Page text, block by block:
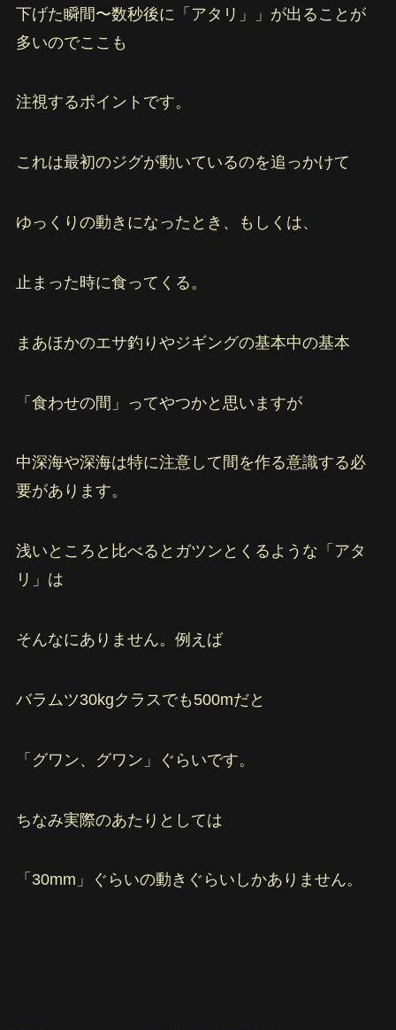
下げた瞬間〜数秒後に「アタリ」」が出ることが
多いのでここも
注視するポイントです。
これは最初のジグが動いているのを追っかけて
ゆっくりの動きになったとき、もしくは、
止まった時に食ってくる。
まあほかのエサ釣りやジギングの基本中の基本
「食わせの間」ってやつかと思いますが
中深海や深海は特に注意して間を作る意識する必
要があります。
浅いところと比べるとガツンとくるような「アタ
リ」は
そんなにありません。例えば
バラムツ30kgクラスでも500mだと
「グワン、グワン」ぐらいです。
ちなみ実際のあたりとしては
「30mm」ぐらいの動きぐらいしかありません。